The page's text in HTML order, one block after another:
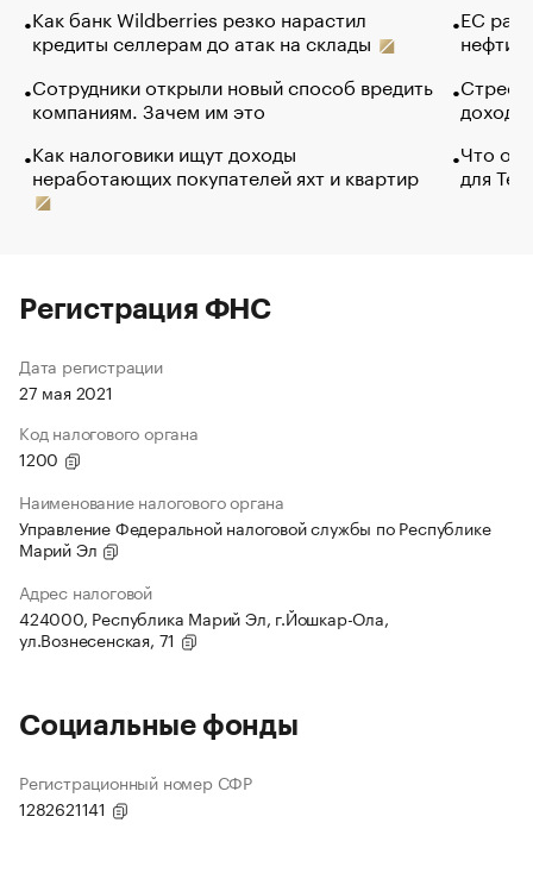
Как банк Wildberries резко нарастил
кредиты селлерам до атак на склады
Сотрудники открыли новый способ вредить
компаниям. Зачем им это
Как налоговики ищут доходы
неработающих покупателей яхт и квартир
ЕС
нефти
Что
для
Регистрация ФНС
Дата регистрации
27 мая 2021
Код налогового органа
1200
Наименование налогового органа
Управление Федеральной налоговой службы по Республике
Марий Эл
Адрес налоговой
424000, Республика Марий Эл, г.Йошкар-Ола,
ул.Вознесенская, 71
Социальные фонды
Регистрационный номер СФР
1282621141